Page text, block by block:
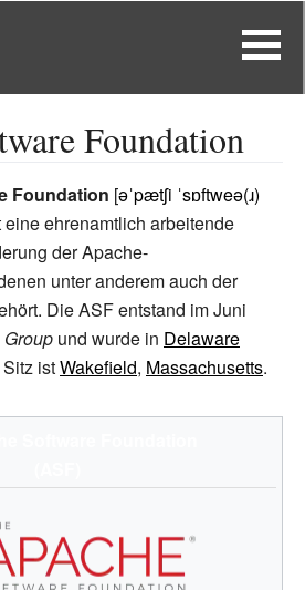
Foundation
Foundation [əˈpætʃi ˈsɒftweə(ɹ)
eine ehrenamtlich arbeitende
der Apache-
unter anderem auch der
Die ASF entstand im Juni
und wurde in Delaware
istWakefield, Massachusetts.